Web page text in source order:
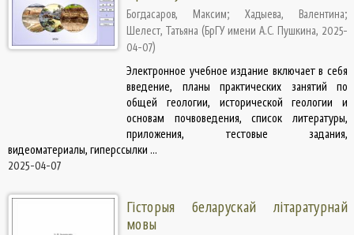
Богдасаров, Максим; Хадыева, Валентина;
Шелест, Татьяна (БрГУ имени А.С. Пушкина, 2025-
04-07)
Электронное учебное издание включает в себя
введение, планы практических занятий по
общей геологии, исторической геологии и
основам почвоведения, список литературы,
приложения, тестовые задания,
видеоматериалы, гиперссылки ...
2025-04-07
Гісторыя беларускай літаратурнай
мовы